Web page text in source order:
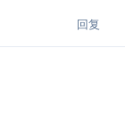
回复